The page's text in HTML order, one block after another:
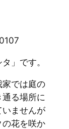
」です。
では庭の
る場所に
ませんが
花を咲か